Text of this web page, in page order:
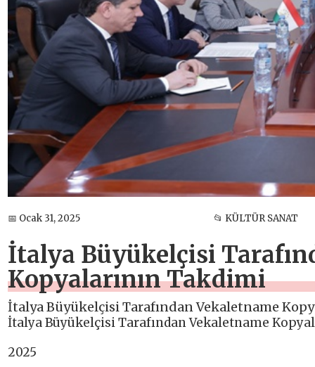
📅 Ocak 31, 2025 📂 KÜLTÜR SANAT
İtalya Büyükelçisi
Kopyalarının Takdimi
İtalya Büyükelçisi Tarafından Vekaletname
İtalya Büyükelçisi Tarafından Vekaletname
2025